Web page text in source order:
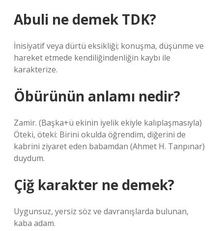
Abuli ne demek TDK?
İnisiyatif veya dürtü eksikliği; konuşma, düşünme ve
hareket etmede kendiliğindenliğin kaybı ile
karakterize.
Öbürünün anlamı nedir?
Zamir. (Başka+ü ekinin iyelik ekiyle kalıplaşmasıyla)
Öteki, öteki: Birini okulda öğrendim, diğerini de
kabrini ziyaret eden babamdan (Ahmet H. Tanpınar)
duydum.
Çiğ karakter ne demek?
Uygunsuz, yersiz söz ve davranışlarda bulunan,
kaba adam.